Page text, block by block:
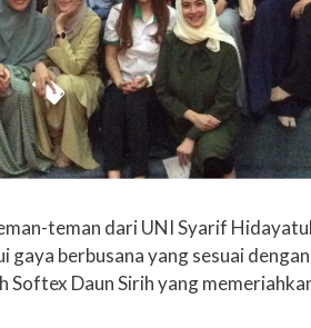
teman dari UNI Syarif
gaya berbusana yang sesuai
Daun Sirih yang